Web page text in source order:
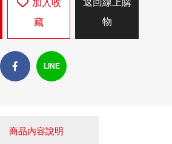
LINE
加入收
藏
返回線上購
物
商品內容說明